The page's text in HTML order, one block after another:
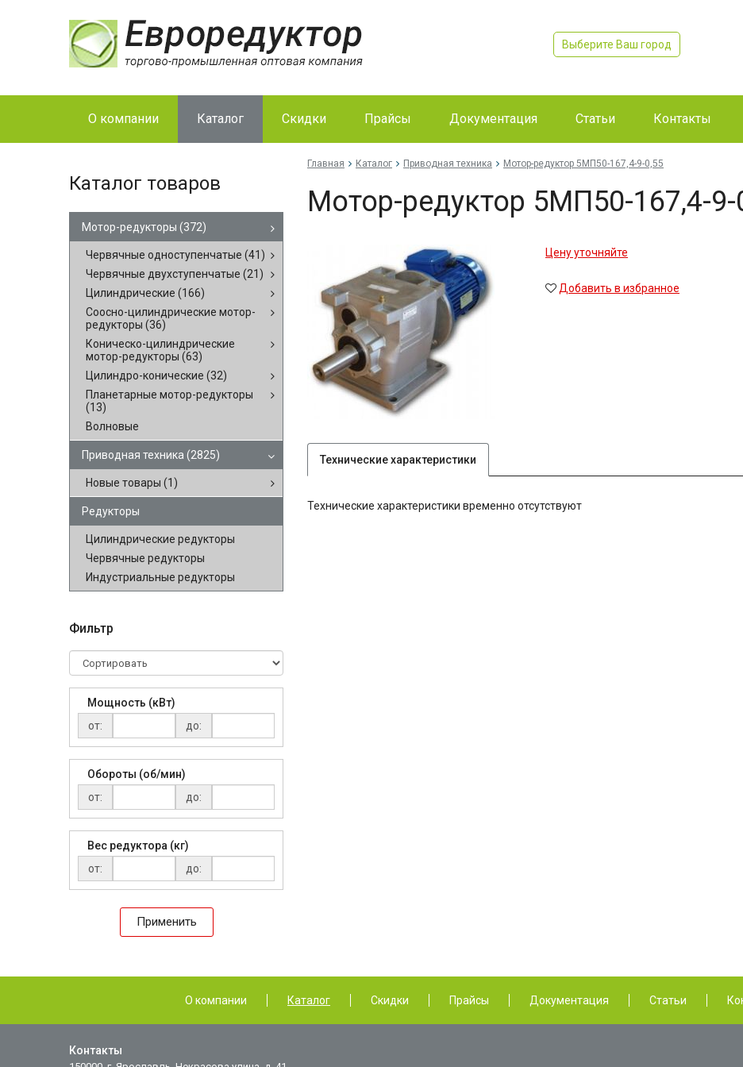
Выберите Ваш город
О компании Каталог Скидки Прайсы Документация Статьи Контакты
Каталог товаров
Мотор-редукторы (372)
Червячные одноступенчатые (41)
Червячные двухступенчатые (21)
Цилиндрические (166)
Соосно-цилиндрические мотор-
редукторы (36)
Коническо-цилиндрические
мотор-редукторы (63)
Цилиндро-конические (32)
Планетарные мотор-редукторы
(13)
Волновые
Приводная техника (2825)
Новые товары (1)
Редукторы
Цилиндрические редукторы
Червячные редукторы
Индустриальные редукторы
Фильтр
Мощность (кВт)
от:
до:
Обороты (об/мин)
от:
до:
Вес редуктора (кг)
от:
до:
Применить
Главная Каталог Приводная техника Мо­тор-ре­дук­тор 5МП50-167,4-9-0,55
Мо­тор-ре­дук­тор 5МП50-167,4-9-
Цену уточняйте
Добавить в избранное
Технические характеристики
Технические характеристики временно отсутствуют
О компании Каталог Скидки Прайсы Документация Статьи
Контакты